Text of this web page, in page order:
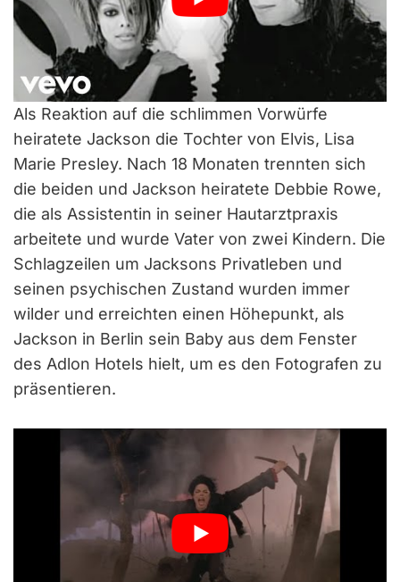
Als Reaktion auf die schlimmen Vorwürfe
heiratete Jackson die Tochter von Elvis, Lisa
Marie Presley. Nach 18 Monaten trennten sich
die beiden und Jackson heiratete Debbie Rowe,
die als Assistentin in seiner Hautarztpraxis
arbeitete und wurde Vater von zwei Kindern. Die
Schlagzeilen um Jacksons Privatleben und
seinen psychischen Zustand wurden immer
wilder und erreichten einen Höhepunkt, als
Jackson in Berlin sein Baby aus dem Fenster
des Adlon Hotels hielt, um es den Fotografen zu
präsentieren.